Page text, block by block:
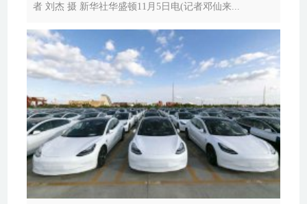
者 刘杰 摄 新华社华盛顿11月5日电(记者邓仙来...